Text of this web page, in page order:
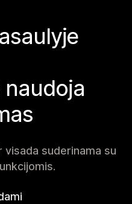
visada suderinama su